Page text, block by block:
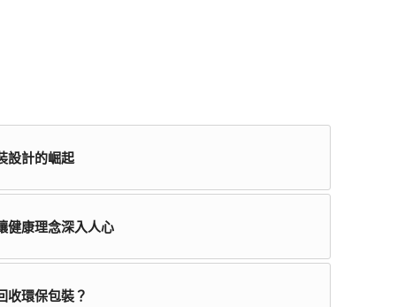
設計的崛起
健康理念深入人心
收環保包裝？